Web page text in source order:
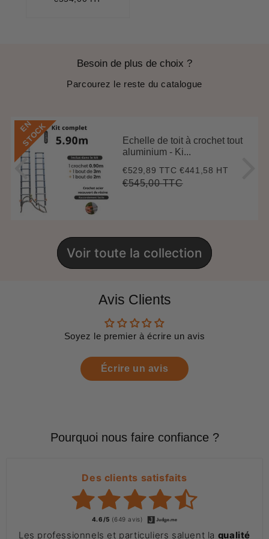
Besoin de plus de choix ?
Parcourez le reste du catalogue
E
N
S
T
O
C
K
Echelle de toit à crochet tout
aluminium - Ki...
Prix
réduit
€529,89 TTC€529,89
€441,58 HT
Prix
€545,00 TTC€545,00
Voir toute la collection
Avis Clients
Soyez le premier à écrire un avis
Écrire un avis
Pourquoi nous faire confiance ?
Des clients satisfaits
4.6/5 (649 avis)
Les professionnels et particuliers saluent la qualité